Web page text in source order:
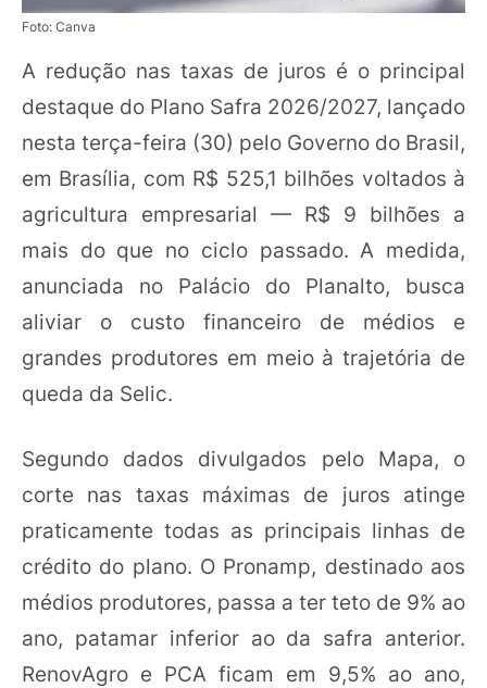
Foto: Canva
A redução nas taxas de juros é o principal
destaque do Plano Safra 2026/2027, lançado
nesta terça-feira (30) pelo Governo do Brasil,
em Brasília, com R$ 525,1 bilhões voltados à
agricultura empresarial — R$ 9 bilhões a
mais do que no ciclo passado. A medida,
anunciada no Palácio do Planalto, busca
aliviar o custo financeiro de médios e
grandes produtores em meio à trajetória de
queda da Selic.
Segundo dados divulgados pelo Mapa, o
corte nas taxas máximas de juros atinge
praticamente todas as principais linhas de
crédito do plano. O Pronamp, destinado aos
médios produtores, passa a ter teto de 9% ao
ano, patamar inferior ao da safra anterior.
RenovAgro e PCA ficam em 9,5% ao ano,